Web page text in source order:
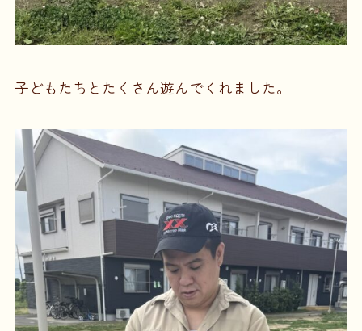
子どもたちとたくさん遊んでくれました。